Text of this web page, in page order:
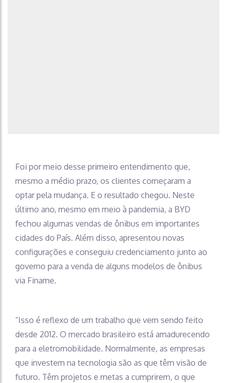
Foi por meio desse primeiro entendimento que,
mesmo a médio prazo, os clientes começaram a
optar pela mudança. E o resultado chegou. Neste
último ano, mesmo em meio à pandemia, a BYD
fechou algumas vendas de ônibus em importantes
cidades do País. Além disso, apresentou novas
configurações e conseguiu credenciamento junto ao
governo para a venda de alguns modelos de ônibus
via Finame.
“Isso é reflexo de um trabalho que vem sendo feito
desde 2012. O mercado brasileiro está amadurecendo
para a eletromobilidade. Normalmente, as empresas
que investem na tecnologia são as que têm visão de
futuro. Têm projetos e metas a cumprirem, o que